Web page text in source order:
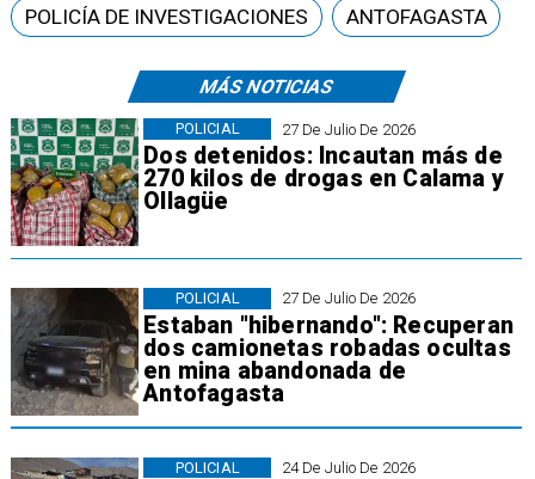
MÁS NOTICIAS
27 De Julio De 2026
Dos detenidos: Incautan más de
270 kilos de drogas en Calama y
Ollagüe
POLICIAL
27 De Julio De 2026
Estaban "hibernando": Recuperan
dos camionetas robadas ocultas
en mina abandonada de
Antofagasta
POLICIAL
24 De Julio De 2026
POLICIAL
POLICÍA DE INVESTIGACIONES ANTOFAGASTA